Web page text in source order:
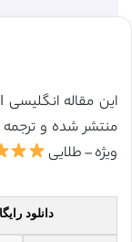
ویژه – طلایی
دانلود